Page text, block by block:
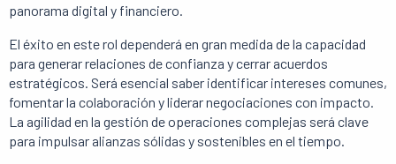
panorama digital y financiero.
El éxito en este rol dependerá en gran medida de la capacidad
para generar relaciones de confianza y cerrar acuerdos
estratégicos. Será esencial saber identificar intereses comunes,
fomentar la colaboración y liderar negociaciones con impacto.
La agilidad en la gestión de operaciones complejas será clave
para impulsar alianzas sólidas y sostenibles en el tiempo.